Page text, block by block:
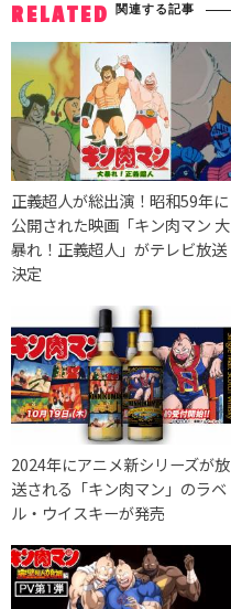
RELATED 関連する記事
正義超人が総出演！昭和59年に
公開された映画「キン肉マン 大
暴れ！正義超人」がテレビ放送
決定
2024年にアニメ新シリーズが放
送される「キン肉マン」のラベ
ル・ウイスキーが発売